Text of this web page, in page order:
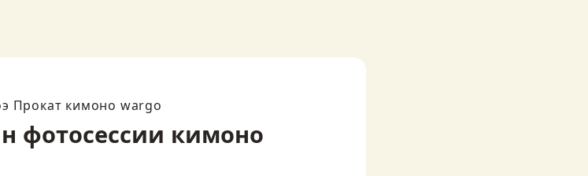
Прокат кимоно wargo
фотосессии кимоно